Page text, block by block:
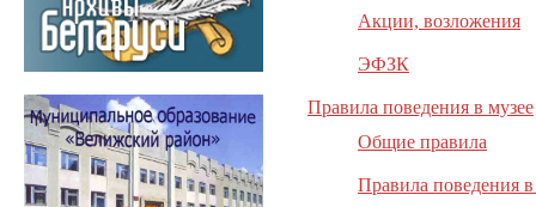
Акции, возложения
ЭФЗК
Правила поведения в музее
Общие правила
Правила поведения в